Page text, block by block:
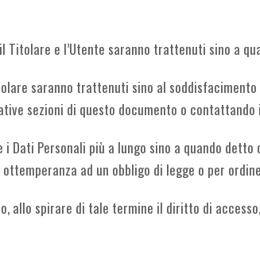
e l’Utente saranno trattenuti sino a
saranno trattenuti sino al
sezioni di questo documento o
Personali più a lungo sino a quando
ad un obbligo di legge o per
allo spirare di tale termine il diritto di